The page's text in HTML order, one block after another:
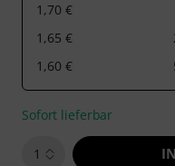
1,70 €
1,65 €
1,60 €
Sofort lieferbar
1